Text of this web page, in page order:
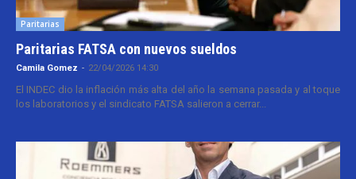
Paritarias
Paritarias FATSA con nuevos sueldos
Camila Gomez - 22/04/2026 14:30
El INDEC dio la inflación más alta del año la semana pasada y al toque
los laboratorios y el sindicato FATSA salieron a cerrar...